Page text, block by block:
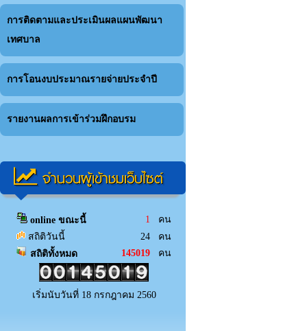
การติดตามและประเมินผลแผนพัฒนา
เทศบาล
การโอนงบประมาณรายจ่ายประจำปี
รายงานผลการเข้าร่วมฝึกอบรม
จำนวนผู้เข้าชมเว็บไซต์
online ขณะนี้ 1 คน
สถิติวันนี้
24 คน
สถิติทั้งหมด
145019 คน
เริ่มนับวันที่ 18 กรกฎาคม 2560